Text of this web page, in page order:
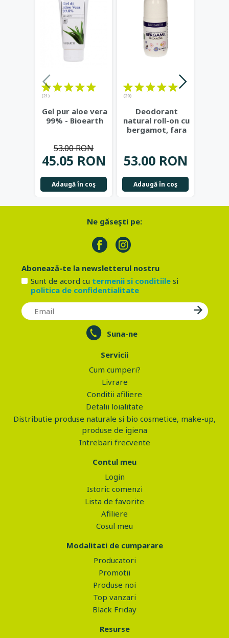
(21)
Gel pur aloe vera
99% - Bioearth
45.05 RON
53.00 RON
Adaugă în coş
(20)
Deodorant
natural roll-on cu
bergamot, fara
53.00 RON
Adaugă în coş
Ne găseşti pe:
Abonează-te la newsletterul nostru
Sunt de acord cu termenii si conditiilesi
politica de confidentialitate
Suna-ne
Servicii
Cum cumperi?
Livrare
Conditii afiliere
Detalii loialitate
Distributie produse naturale si bio cosmetice, make-up,
produse de igiena
Intrebari frecvente
Contul meu
Login
Istoric comenzi
Lista de favorite
Afiliere
Cosul meu
Modalitati de cumparare
Producatori
Promotii
Produse noi
Top vanzari
Black Friday
Resurse